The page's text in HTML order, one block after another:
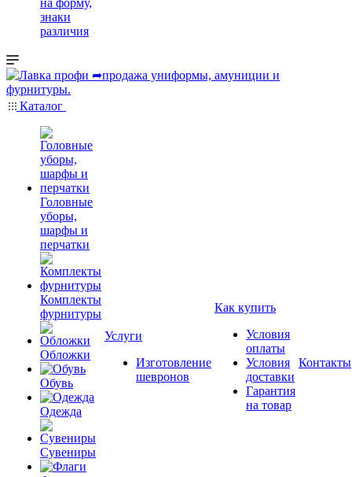
на форму,
знаки
различия
Каталог
Головные
уборы,
шарфы и
перчатки
Комплекты
фурнитуры
Обложки
Обувь
Одежда
Сувениры
Услуги
Изготовление
шевронов
Как купить
Условия
оплаты
Условия
доставки
Гарантия
на товар
Контакты